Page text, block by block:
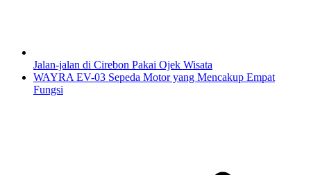
Jalan-jalan di Cirebon Pakai Ojek Wisata
WAYRA EV-03 Sepeda Motor yang Mencakup Empat
Fungsi